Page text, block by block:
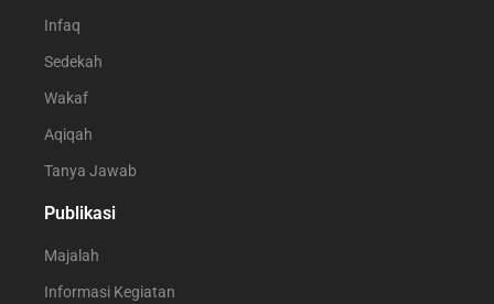
Infaq
Sedekah
Wakaf
Aqiqah
Tanya Jawab
Publikasi
Majalah
Informasi Kegiatan